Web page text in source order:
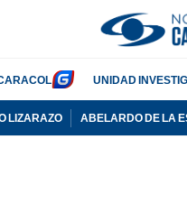
UNIDAD
LIZARAZO ABELARDO DE LA